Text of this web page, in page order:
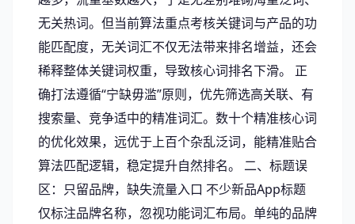
无关热词。但当前算法重点考核关键词与产品的功
能匹配度，无关词汇不仅无法带来排名增益，还会
稀释整体关键词权重，导致核心词排名下滑。 正
确打法遵循“宁缺毋滥”原则，优先筛选高关联、有
搜索量、竞争适中的精准词汇。数十个精准核心词
的优化效果，远优于上百个杂乱泛词，能精准贴合
算法匹配逻辑，稳定提升自然排名。 二、标题误
区：只留品牌，缺失流量入口 不少新品App标题
仅标注品牌名称，忽视功能词汇布局。单纯的品牌